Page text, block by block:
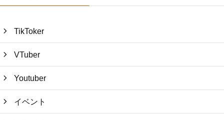
TikToker
VTuber
Youtuber
イベント